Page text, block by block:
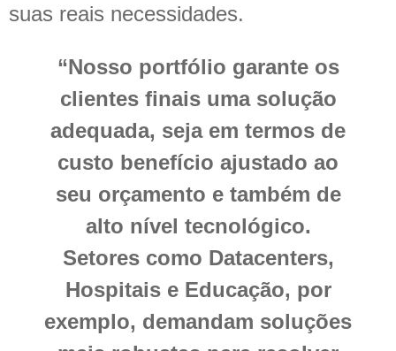
suas reais necessidades.
“Nosso portfólio garante os
clientes finais uma solução
adequada, seja em termos de
custo benefício ajustado ao
seu orçamento e também de
alto nível tecnológico.
Setores como Datacenters,
Hospitais e Educação, por
exemplo, demandam soluções